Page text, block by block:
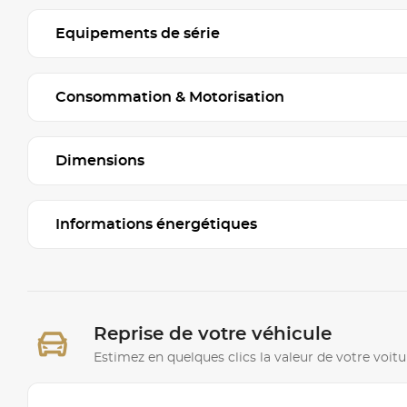
Equipements de série
Consommation & Motorisation
Dimensions
Informations énergétiques
Reprise de votre véhicule
Estimez en quelques clics la valeur de votre